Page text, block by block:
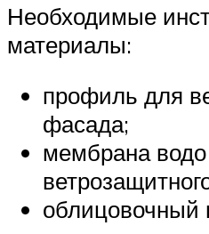
Необходимые
материалы:
профиль для
фасада;
мембрана
облицовочный